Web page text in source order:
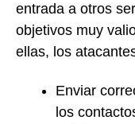
entrada a otros
objetivos muy
ellas, los
Enviar
los